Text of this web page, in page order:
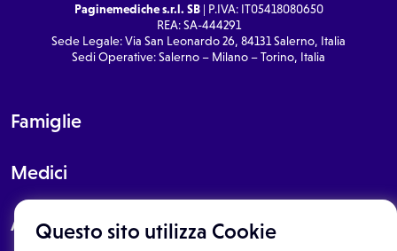
Questo sito utilizza Cookie
Paginemediche s.r.l. SB| P.IVA: IT05418080650
REA: SA-444291
Sede Legale: Via San Leonardo 26, 84131 Salerno, Italia
Sedi Operative: Salerno – Milano – Torino, Italia
Famiglie
Medici
About